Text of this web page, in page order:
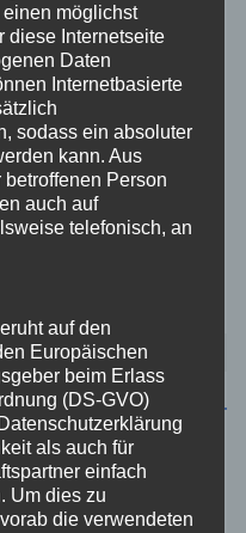
möglichst
diese Internetseite
Daten
Internetbasierte
sodass ein absoluter
kann. Aus
Person
auch auf
telefonisch, an
auf den
Europäischen
beim Erlass
(DS-GVO)
als auch für
einfach
Um dies zu
die verwendeten